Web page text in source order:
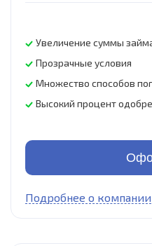
Увеличение суммы
Прозрачные условия
Множество способов
Высокий процент
Подробнее о компании